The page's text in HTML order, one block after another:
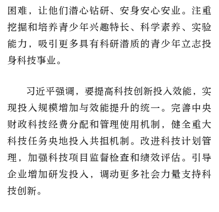
困难，让他们潜心钻研、安身安心安业。注重
挖掘和培养青少年兴趣特长、科学素养、实验
能力，吸引更多具有科研潜质的青少年立志投
身科技事业。
习近平强调，要提高科技创新投入效能，实
现投入规模增加与效能提升的统一。完善中央
财政科技经费分配和管理使用机制，健全重大
科技任务央地投入共担机制。改进科技计划管
理，加强科技项目监督检查和绩效评估。引导
企业增加研发投入，调动更多社会力量支持科
技创新。